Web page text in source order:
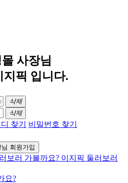
사장님
지픽 입니다.
삭제
삭제
찾기 비밀번호 찾기
회원가입
요?